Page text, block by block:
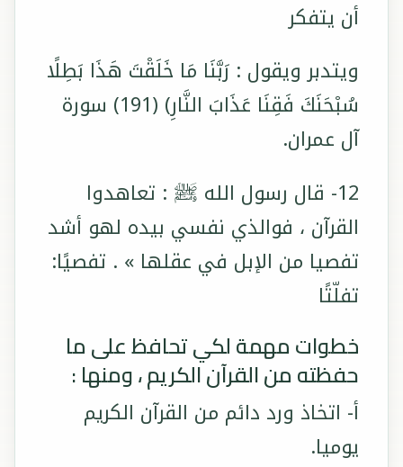
أن يتفكر
ويتدبر ويقول : رَبَّنَا مَا خَلَقْتَ هَذَا بَطِلًا
سُبْحَنَكَ فَقِنَا عَذَابَ النَّارِ) (191) سورة
آل عمران.
12- قال رسول الله ﷺ : تعاهدوا
القرآن ، فوالذي نفسي بيده لهو أشد
تفصيا من الإبل في عقلها » . تفصيًا:
تفلّتًا
خطوات مهمة لكي تحافظ على ما
حفظته من القرآن الكريم ، ومنها :
أ- اتخاذ ورد دائم من القرآن الكريم
يوميا.